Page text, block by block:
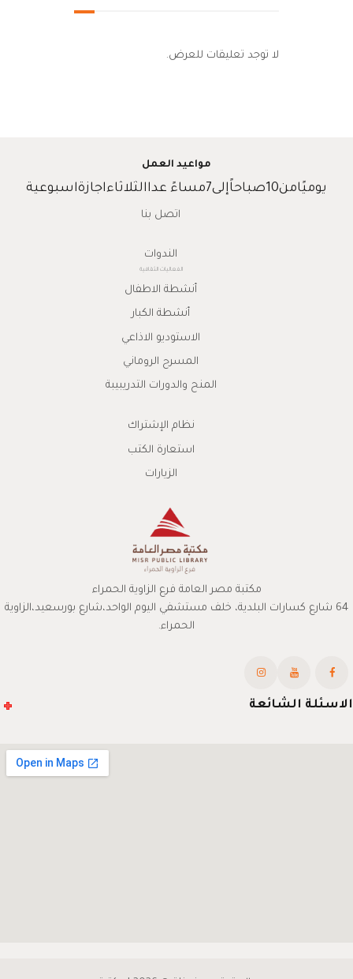
لا توجد تعليقات للعرض.
مواعيد العمل
يوميًامن10صباحاًإلى7مساءً عداالثلاثاءاجازةاسبوعية
اتصل بنا
الندوات
الفعاليات الثقافية
أنشطة الاطفال
أنشطة الكبار
الاستوديو الاذاعي
المسرح الروماني
المنح والدورات التدريبيبة
نظام الإشتراك
استعارة الكتب
الزيارات
مكتبة مصر العامة فرع الزاوية الحمراء
64 شارع كسارات البلدية، خلف مستشفي اليوم الواحد،شارع بورسعيد،الزاوية
الحمراء.
الاسئلة الشائعة